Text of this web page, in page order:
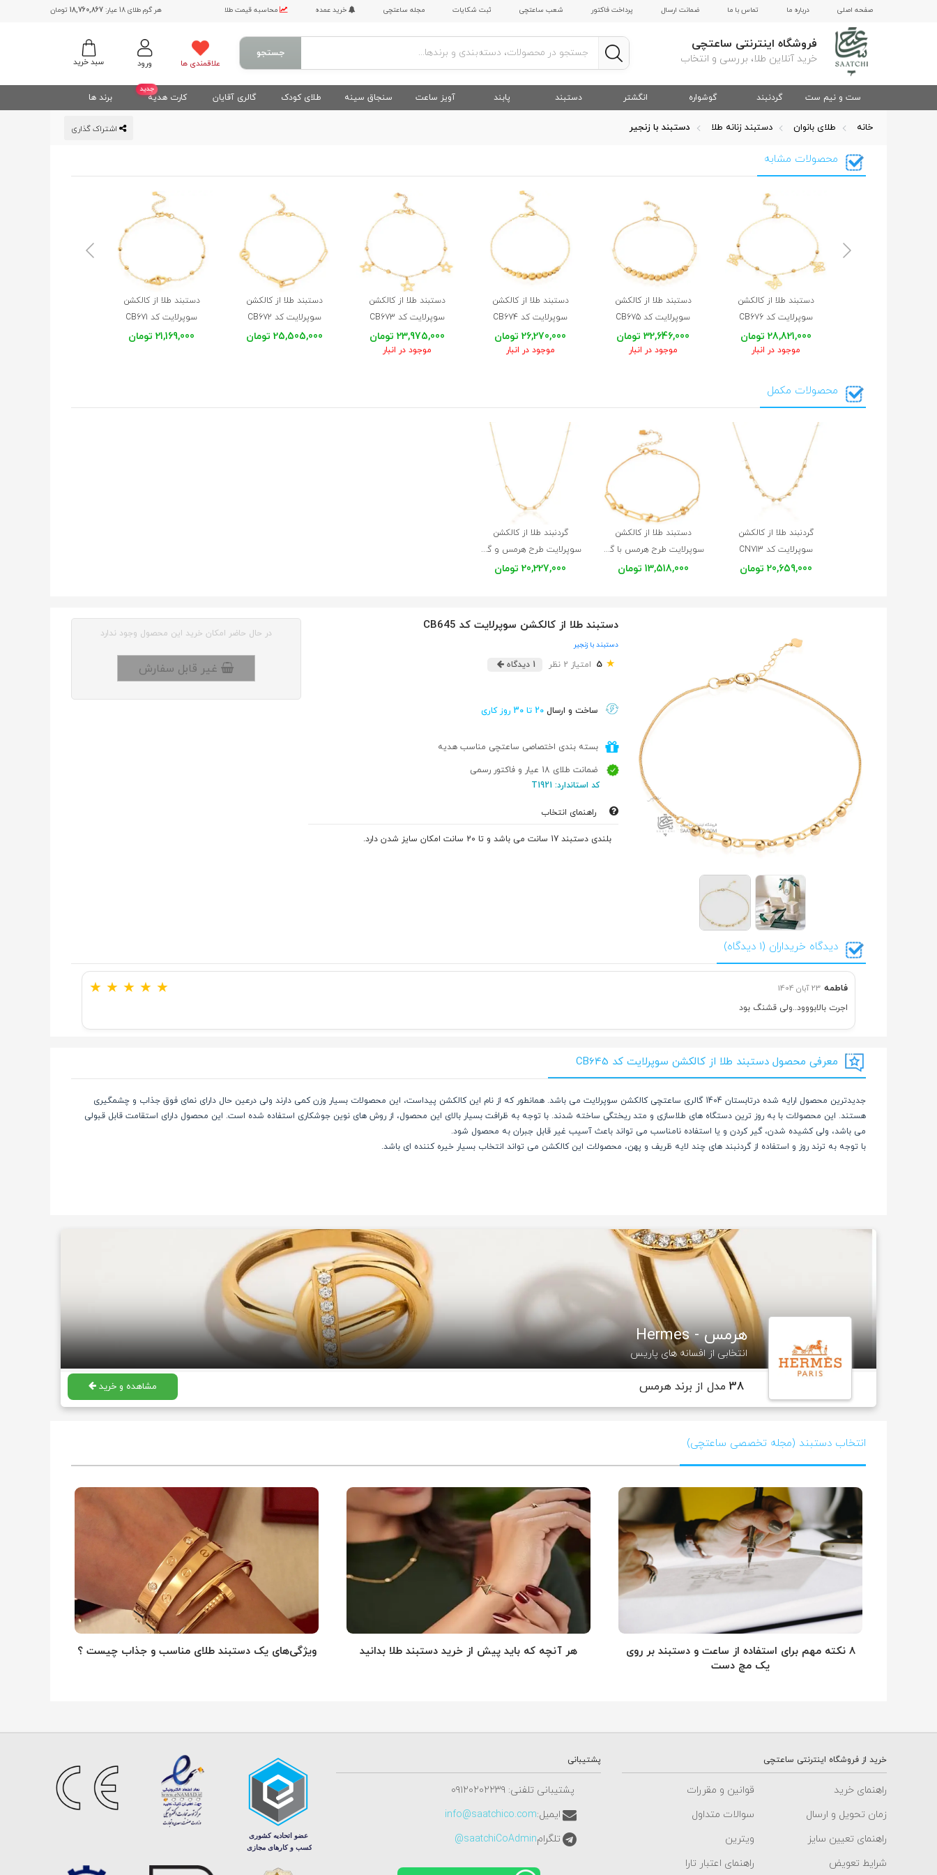
صفحه اصلی درباره ما تماس با ما ضمانت ارسال پرداخت فاکتور شعب ساعتچی ثبت شکایات مجله ساعتچی خرید عمده محاسبه قیمت طلا هر گرم طلای 18 عیار: 18,760,867 تومان
فروشگاه اینترنتی ساعتچی
خرید آنلاین طلا، بررسی و انتخاب سبد خرید ورود علاقمندی ها
جستجو
ست و نیم ست گردنبند گوشواره انگشتر دستبند پابند آویز ساعت سنجاق سینه طلای کودک گالری آقایان کارت هدیه
جدید
برند ها
خانه طلای بانوان دستبند زنانه طلا دستبند با زنجیر
محصولات مشابه
دستبند طلا از کالکشن
سوپرلایت کد CB676
28,821,000 تومان
موجود در انبار
دستبند طلا از کالکشن
سوپرلایت کد CB675
32,646,000 تومان
موجود در انبار
دستبند طلا از کالکشن
سوپرلایت کد CB674
26,270,000 تومان
موجود در انبار
دستبند طلا از کالکشن
سوپرلایت کد CB673
23,975,000 تومان
موجود در انبار
دستبند طلا از کالکشن
سوپرلایت کد CB672
25,505,000 تومان
دستبند طلا از کالکشن
سوپرلایت کد CB671
21,169,000 تومان
محصولات مکمل
گردنبند طلا از کالکشن
سوپرلایت کد CN713
20,659,000 تومان
دستبند طلا از کالکشن
سوپرلایت طرح هرمس با گوی کد CB618
13,518,000 تومان
گردنبند طلا از کالکشن
سوپرلایت طرح هرمس و گوی کد CN686
20,227,000 تومان
دستبند طلا از کالکشن سوپرلایت کد CB645
دستبند با زنجیر
★
5 امتیاز 2 نظر 1 دیدگاه
ساخت و ارسال 20 تا 30 روز کاری
بسته بندی اختصاصی ساعتچی مناسب هدیه
ضمانت طلای 18 عیار و فاکتور رسمی
کد استاندارد: T1921
راهنمای انتخاب
بلندی دستبند 17 سانت می باشد و تا 20 سانت امکان سایز شدن دارد.
در حال حاضر امکان خرید این محصول وجود ندارد
غیر قابل سفارش
دیدگاه خریداران (1 دیدگاه)
فاطمه 23 آبان 1404 ★ ★ ★ ★ ★
اجرت بالابووود..ولی قشنگ بود
معرفی محصول دستبند طلا از کالکشن سوپرلایت کد CB645
جدیدترین محصول ارایه شده درتابستان 1404 گالری ساعتچی کالکشن سوپرلایت می باشد. همانطور که از نام این کالکشن پیداست، این محصولات بسیار وزن کمی دارند ولی درعین حال دارای نمای فوق جذاب و چشمگیری
هستند. این محصولات با به روز ترین دستگاه های طلاسازی و متد ریختگی ساخته شدند. با توجه به ظرافت بسیار بالای این محصول، از روش های نوین جوشکاری استفاده شده است. این محصول دارای استقامت قابل قبولی
می باشد، ولی کشیده شدن، گیر کردن و یا استفاده نامناسب می تواند باعث آسیب غیر قابل جبران به محصول شود.
با توجه به ترند روز و استفاده از گردنبند های چند لایه ظریف و پهن، محصولات این کالکشن می تواند انتخاب بسیار خیره کننده ای باشد.
هرمس - Hermes
انتخابی از افسانه های پاریس
38 مدل از برند هرمس مشاهده و خرید
انتخاب دستبند (مجله تخصصی ساعتچی)
۸ نکته مهم برای استفاده از ساعت و دستبند بر روی
یک مچ دست
هر آنچه که باید پیش از خرید دستبند طلا بدانید ویژگی‌های یک دستبند طلای مناسب و جذاب چیست ؟
خرید از فروشگاه اینترنتی ساعتچی
راهنمای خرید
قوانین و مقررات
زمان تحویل و ارسال
سوالات متداول
راهنمای تعیین سایز
ویترین
شرایط تعویض
راهنمای اعتبار تارا
پشتیبانی
پشتیبانی تلفنی: ٠٩١٢٠٢٠٢٢٣٩
ایمیل:info@saatchico.com
تلگرامsaatchiCoAdmin@